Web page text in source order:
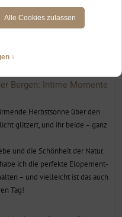
zu zweit in
Hopfensee, in
Herbstsonne über den
glitzert, und ihr beide – ganz
und die Schönheit der Natur.
ich die perfekte Elopement-
– und vielleicht ist das auch
Tag!